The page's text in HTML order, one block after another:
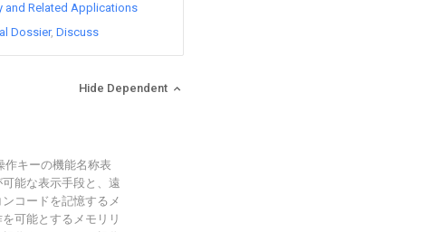
and Related Applications
Dossier Discuss
Hide Dependent
作キーの機能名称表
能な表示手段と、遠
コードを記憶するメ
可能とするメモリリ